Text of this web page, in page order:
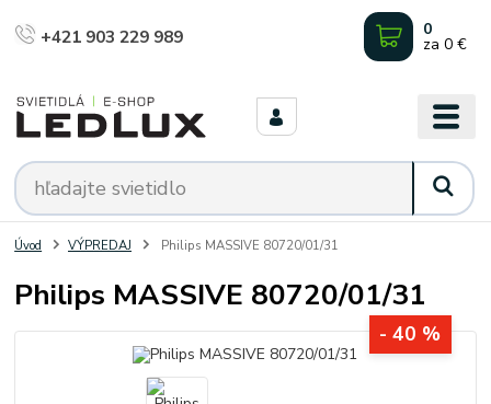
+421 903 229 989 0
za 0 €
Úvod VÝPREDAJ Philips MASSIVE 80720/01/31
Philips MASSIVE 80720/01/31
- 40 %